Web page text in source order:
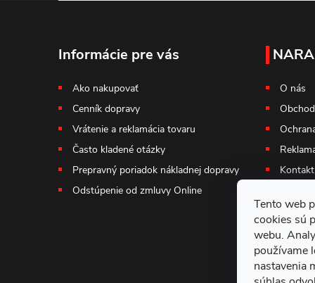
Tento web
cookies sú
webu.
používame
nastavenia
Informácie pre vás
Ako nakupovať
Cenník dopravy
Vrátenie a reklamácia tovaru
Často kladené otázky
Prepravný poriadok nákladnej dopravy
Odstúpenie od zmluvy Online
O nás
Kontakt